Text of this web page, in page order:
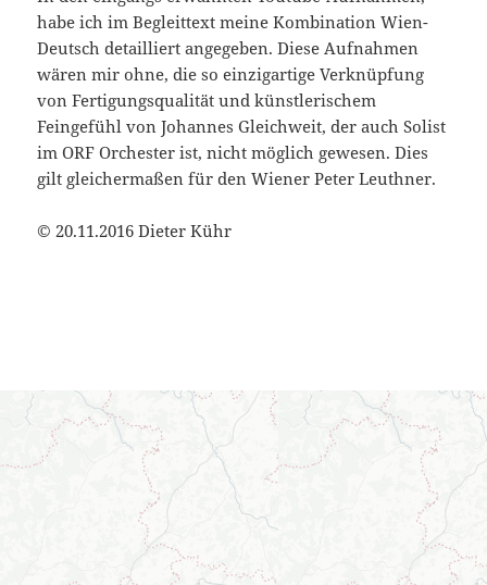
habe ich im Begleittext meine Kombination Wien-
Deutsch detailliert angegeben. Diese Aufnahmen
wären mir ohne, die so einzigartige Verknüpfung
von Fertigungsqualität und künstlerischem
Feingefühl von Johannes Gleichweit, der auch Solist
im ORF Orchester ist, nicht möglich gewesen. Dies
gilt gleichermaßen für den Wiener Peter Leuthner.
© 20.11.2016 Dieter Kühr